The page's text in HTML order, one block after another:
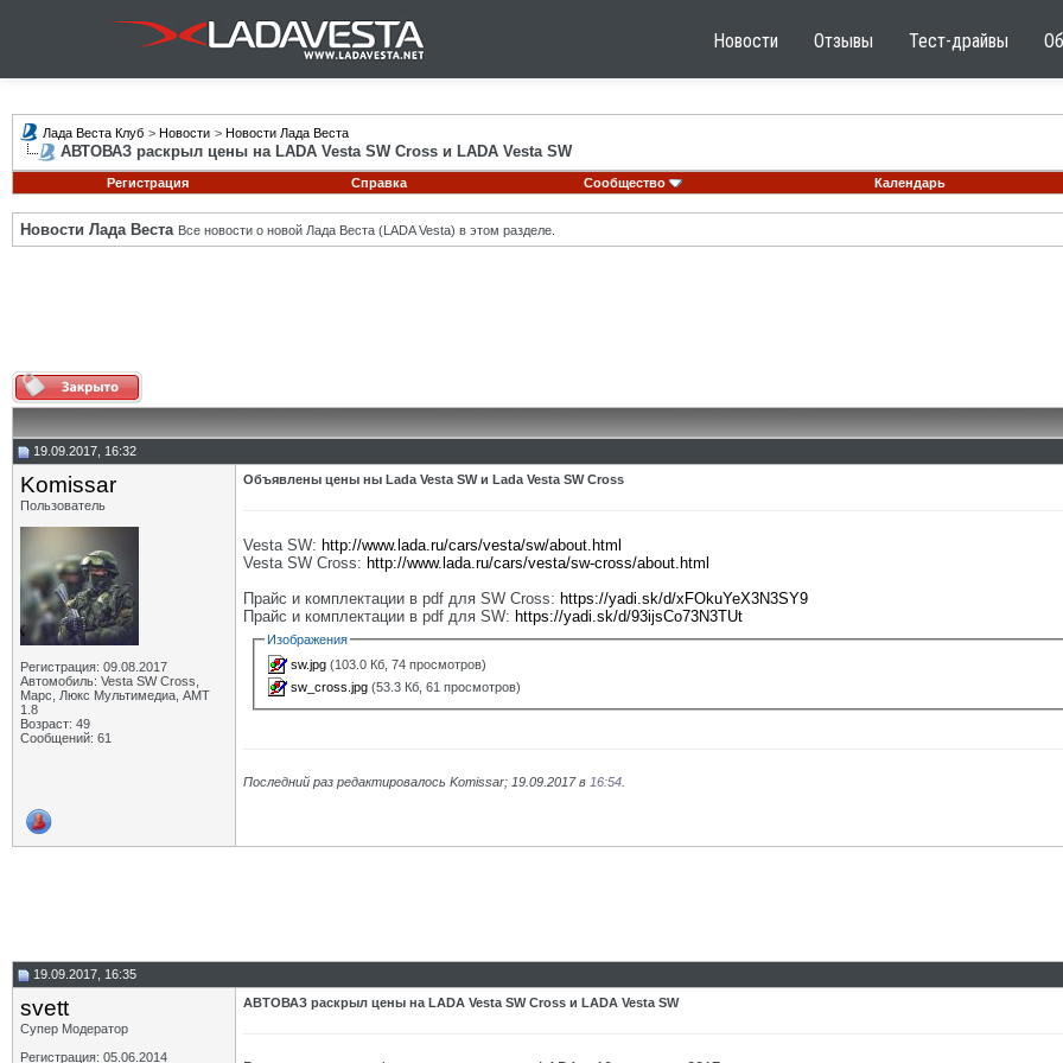
Новости Отзывы Тест-драйвы
Лада Веста Клуб > Новости > Новости Лада Веста
АВТОВАЗ раскрыл цены на LADA Vesta SW Cross и LADA Vesta SW
Регистрация Справка Сообщество Календарь
Новости Лада Веста Все новости о новой Лада Веста (LADA Vesta) в этом разделе.
19.09.2017, 16:32
Komissar
Пользователь
Регистрация: 09.08.2017
Автомобиль: Vesta SW Cross,
Марс, Люкс Мультимедиа, АМТ
1.8
Возраст: 49
Сообщений: 61
Объявлены цены ны Lada Vesta SW и Lada Vesta SW Cross
Vesta SW: http://www.lada.ru/cars/vesta/sw/about.html
Vesta SW Cross: http://www.lada.ru/cars/vesta/sw-cross/about.html
Прайс и комплектации в pdf для SW Cross: https://yadi.sk/d/xFOkuYeX3N3SY9
Прайс и комплектации в pdf для SW: https://yadi.sk/d/93ijsCo73N3TUt
Изображения
sw.jpg (103.0 Кб, 74 просмотров)
sw_cross.jpg (53.3 Кб, 61 просмотров)
Последний раз редактировалось Komissar; 19.09.2017 в 16:54
19.09.2017, 16:35
svett
Супер Модератор
Регистрация: 05.06.2014
АВТОВАЗ раскрыл цены на LADA Vesta SW Cross и LADA Vesta SW